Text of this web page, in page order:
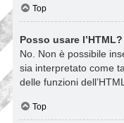
Top
Posso usare l’HTML?
No. Non è possibile
sia interpretato come
delle funzioni
Top